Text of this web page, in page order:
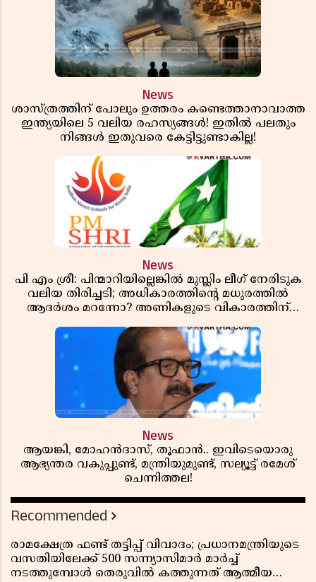
News
ശാസ്ത്രത്തിന് പോലും ഉത്തരം കണ്ടെത്താനാവാത്ത
ഇന്ത്യയിലെ 5 വലിയ രഹസ്യങ്ങൾ! ഇതിൽ പലതും
നിങ്ങൾ ഇതുവരെ കേട്ടിട്ടുണ്ടാകില്ല!
News
പി എം ശ്രീ: പിന്മാറിയില്ലെങ്കിൽ മുസ്ലിം ലീഗ് നേരിടുക
വലിയ തിരിച്ചടി; അധികാരത്തിന്റെ മധുരത്തിൽ
ആദർശം മറന്നോ? അണികളുടെ വികാരത്തിന്
News
ആയങ്കി, മോഹൻദാസ്, തൂഫാൻ.. ഇവിടെയൊരു
ആഭ്യന്തര വകുപ്പുണ്ട്, മന്ത്രിയുമുണ്ട്, സല്യൂട്ട് രമേശ്‌
ചെന്നിത്തല!
Recommended
രാമക്ഷേത്ര ഫണ്ട് തട്ടിപ്പ് വിവാദം; പ്രധാനമന്ത്രിയുടെ
വസതിയിലേക്ക് 500 സന്ന്യാസിമാർ മാർച്ച്
നടത്തുമ്പോൾ തെരുവിൽ കത്തുന്നത് ആത്മീയ